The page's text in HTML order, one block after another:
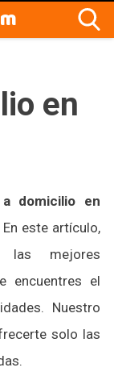
en
domicilio en
este artículo,
mejores
encuentres el
Nuestro
solo las